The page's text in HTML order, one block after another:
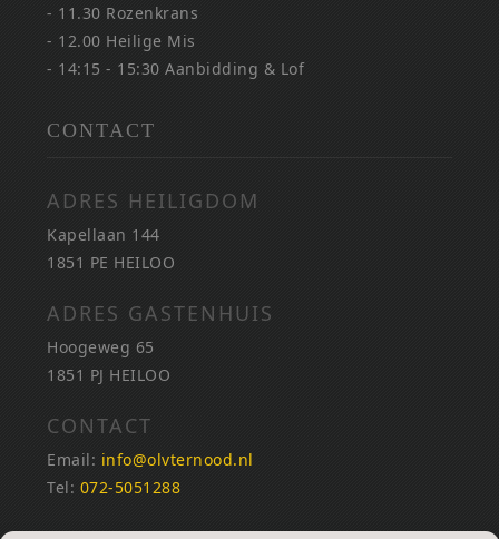
- 11.30 Rozenkrans
- 12.00 Heilige Mis
- 14:15 - 15:30 Aanbidding & Lof
CONTACT
ADRES HEILIGDOM
Kapellaan 144
1851 PE HEILOO
ADRES GASTENHUIS
Hoogeweg 65
1851 PJ HEILOO
CONTACT
Email: info@olvternood.nl
Tel: 072-5051288